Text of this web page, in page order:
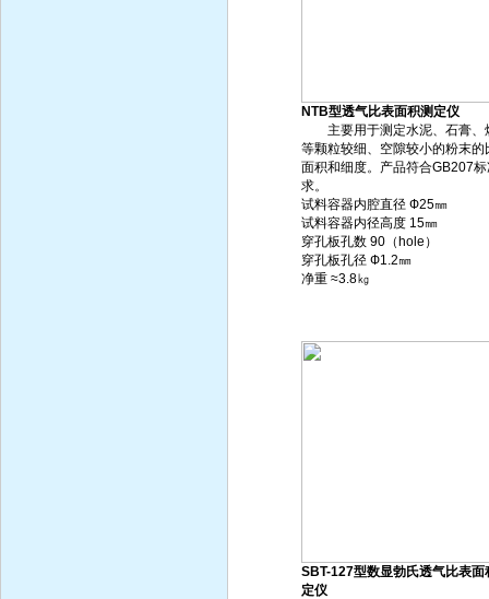
NTB型透气比表面积测定仪
主要用于测定水泥、石膏、
等颗粒较细、空隙较小的粉末的
面积和细度。产品符合GB207标
求。
试料容器内腔直径 Ф25㎜
试料容器内径高度 15㎜
穿孔板孔数 90（hole）
穿孔板孔径 Ф1.2㎜
净重 ≈3.8㎏
SBT-127型数显勃氏透气比表面
定仪